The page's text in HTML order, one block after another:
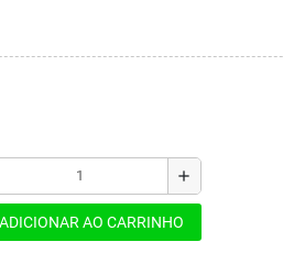
add
ADICIONAR AO CARRINHO